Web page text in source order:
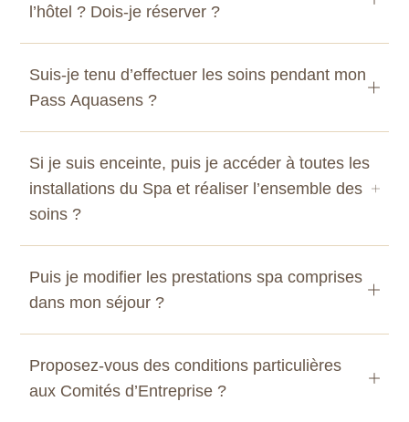
l’hôtel ? Dois-je réserver ?
Suis-je tenu d’effectuer les soins pendant mon
Pass Aquasens ?
Si je suis enceinte, puis je accéder à toutes les
installations du Spa et réaliser l’ensemble des
soins ?
Puis je modifier les prestations spa comprises
dans mon séjour ?
Proposez-vous des conditions particulières
aux Comités d’Entreprise ?